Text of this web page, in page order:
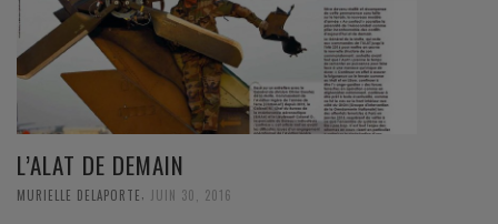
L’ALAT DE DEMAIN
MURIELLE DELAPORTE JUIN 30, 2016